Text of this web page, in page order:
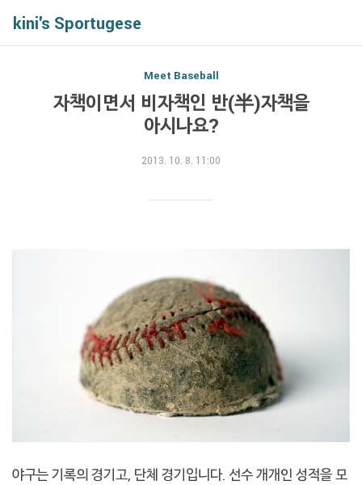
kini's Sportugese
Meet Baseball
자책이면서 비자책인 반(半)자책을
아시나요?
2013. 10. 8. 11:00
야구는 기록의 경기고, 단체 경기입니다. 선수 개개인 성적을 모